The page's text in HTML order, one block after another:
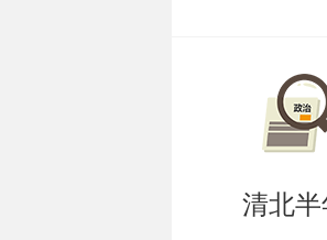
PDF文
济学
清北半